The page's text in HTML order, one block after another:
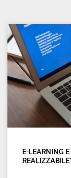
E-LEARNING